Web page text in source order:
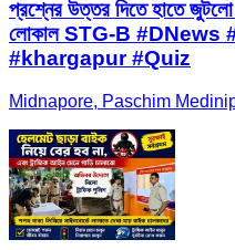
প্রশ্নের উত্তর দিতে হাতে
লোকাল STG-B
#khargapur #Quiz
Midnapore, Paschim